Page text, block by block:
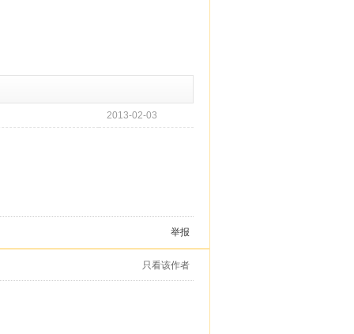
2013-02-03
举报
只看该作者